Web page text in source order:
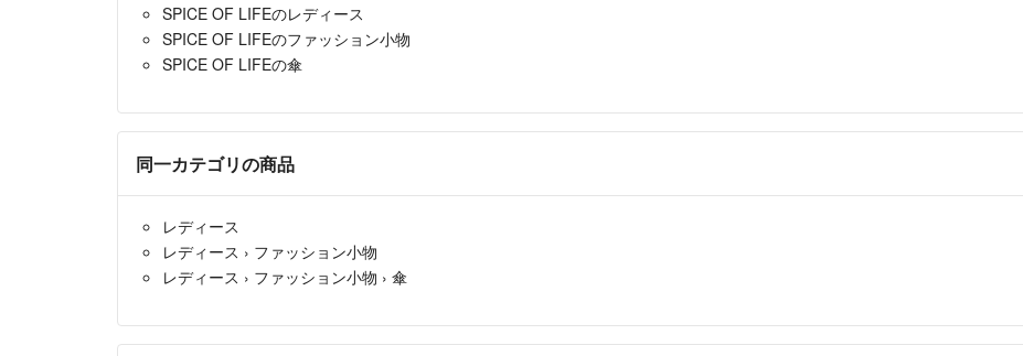
SPICE OF LIFEのレディース
SPICE OF LIFEのファッション小物
SPICE OF LIFEの傘
同一カテゴリの商品
レディース
レディース › ファッション小物
レディース › ファッション小物 › 傘